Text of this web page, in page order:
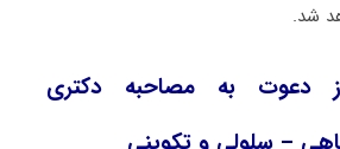
شد.
دعوت به مصاحبه دکتری